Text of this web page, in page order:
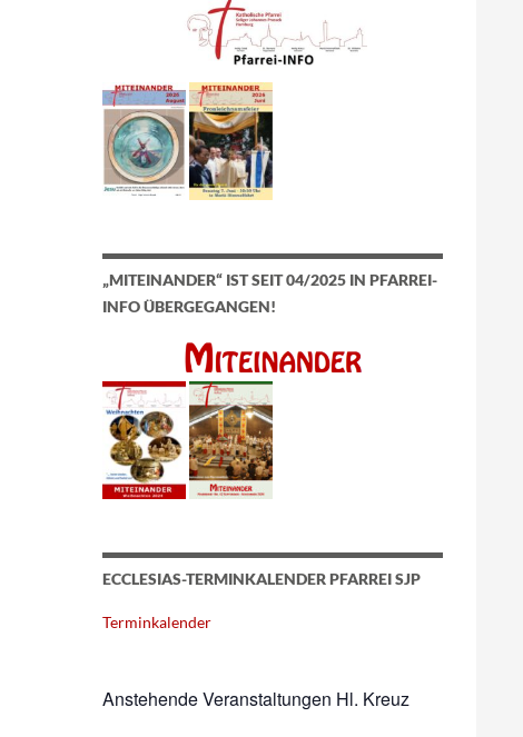
„MITEINANDER“ IST SEIT 04/2025 IN PFARREI-
INFO ÜBERGEGANGEN!
ECCLESIAS-TERMINKALENDER PFARREI SJP
Terminkalender
Anstehende Veranstaltungen Hl. Kreuz